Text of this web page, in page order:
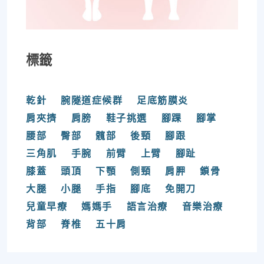
標籤
乾針 腕隧道症候群
足底筋膜炎
肩夾擠
肩膀 鞋子挑選 腳踝
腳掌
腰部
臀部 髖部 後頸
腳跟
三角肌
手腕 前臂 上臂
腳趾
膝蓋
頭頂 下顎 側頸 肩胛
鎖骨
大腿
小腿 手指 腳底
免開刀
兒童早療
媽媽手 語言治療
音樂治療
背部
脊椎 五十肩